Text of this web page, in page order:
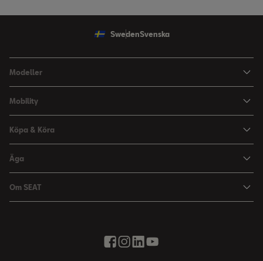
SwedenSvenska
Modeller
Arona
Leon Sportstourer
Mobility
Kvalitets- och Miljöpolicy
SEAT CONECT
Köpa & Köra
Begagnade bilar
Boka Provkörning
Äga
End of life vehicles
Om SEAT